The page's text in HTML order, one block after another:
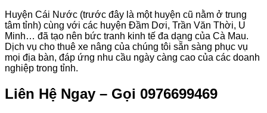
Huyện Cái Nước (trước đây là một huyện cũ nằm ở trung
tâm tỉnh) cùng với các huyện Đầm Dơi, Trần Văn Thời, U
Minh… đã tạo nên bức tranh kinh tế đa dạng của Cà Mau.
Dịch vụ cho thuê xe nâng của chúng tôi sẵn sàng phục vụ
mọi địa bàn, đáp ứng nhu cầu ngày càng cao của các doanh
nghiệp trong tỉnh.
Liên Hệ Ngay – Gọi 0976699469